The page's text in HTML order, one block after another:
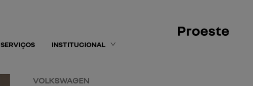
SERVIÇOS INSTITUCIONAL
VOLKSWAGEN